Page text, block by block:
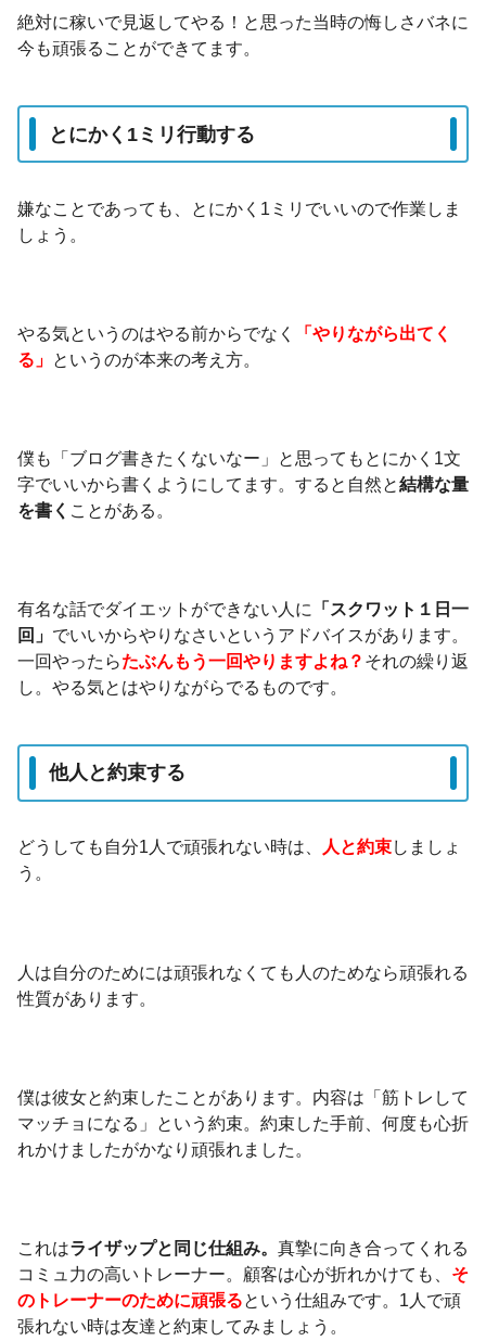
絶対に稼いで見返してやる！と思った当時の悔しさバネに
今も頑張ることができてます。
とにかく1ミリ行動する
嫌なことであっても、とにかく1ミリでいいので作業しま
しょう。
やる気というのはやる前からでなく
「やりながら出てく
る」 というのが本来の考え方。
僕も「ブログ書きたくないなー」と思ってもとにかく1文
字でいいから書くようにしてます。すると自然と結構な量
を書く ことがある。
有名な話でダイエットができない人に
「スクワット１日一
回」 でいいからやりなさいというアドバイスがあります。
一回やったらたぶんもう一回やりますよね？ それの繰り返
し。やる気とはやりながらでるものです。
他人と約束する
どうしても自分1人で頑張れない時は、 人と約束しましょ
う。
人は自分のためには頑張れなくても人のためなら頑張れる
性質があります。
僕は彼女と約束したことがあります。内容は「筋トレして
マッチョになる」という約束。約束した手前、何度も心折
れかけましたがかなり頑張れました。
これはライザップと同じ仕組み。 真摯に向き合ってくれる
コミュ力の高いトレーナー。顧客は心が折れかけても、 そ
のトレーナーのために頑張るという仕組みです。1人で頑
張れない時は友達と約束してみましょう。